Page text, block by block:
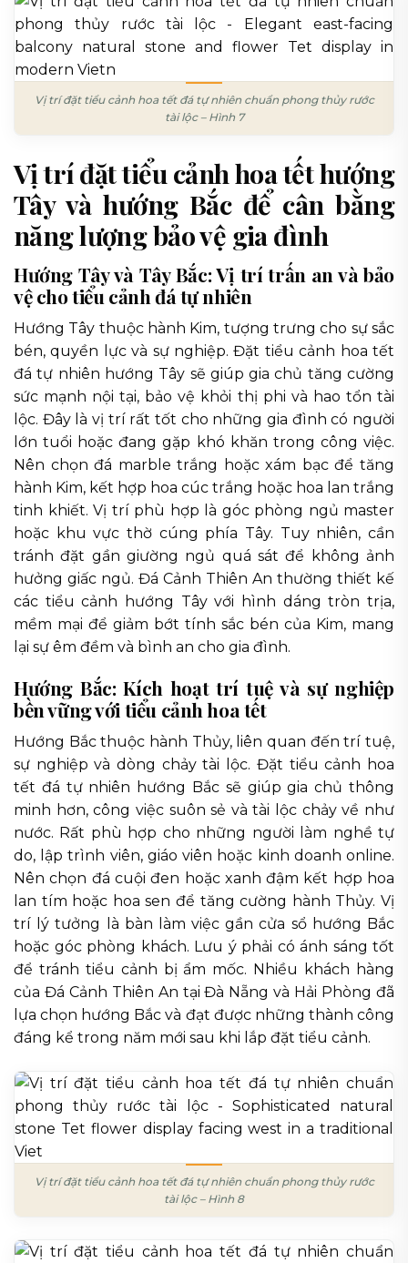
Vị trí đặt tiểu cảnh hoa tết đá tự nhiên chuẩn phong thủy rước
tài lộc – Hình 7
Vị trí đặt tiểu cảnh hoa tết hướng
Tây và hướng Bắc để cân bằng
năng lượng bảo vệ gia đình
Hướng Tây và Tây Bắc: Vị trí trấn an và bảo
vệ cho tiểu cảnh đá tự nhiên
Hướng Tây thuộc hành Kim, tượng trưng cho sự sắc
bén, quyền lực và sự nghiệp. Đặt tiểu cảnh hoa tết
đá tự nhiên hướng Tây sẽ giúp gia chủ tăng cường
sức mạnh nội tại, bảo vệ khỏi thị phi và hao tổn tài
lộc. Đây là vị trí rất tốt cho những gia đình có người
lớn tuổi hoặc đang gặp khó khăn trong công việc.
Nên chọn đá marble trắng hoặc xám bạc để tăng
hành Kim, kết hợp hoa cúc trắng hoặc hoa lan trắng
tinh khiết. Vị trí phù hợp là góc phòng ngủ master
hoặc khu vực thờ cúng phía Tây. Tuy nhiên, cần
tránh đặt gần giường ngủ quá sát để không ảnh
hưởng giấc ngủ. Đá Cảnh Thiên An thường thiết kế
các tiểu cảnh hướng Tây với hình dáng tròn trịa,
mềm mại để giảm bớt tính sắc bén của Kim, mang
lại sự êm đềm và bình an cho gia đình.
Hướng Bắc: Kích hoạt trí tuệ và sự nghiệp
bền vững với tiểu cảnh hoa tết
Hướng Bắc thuộc hành Thủy, liên quan đến trí tuệ,
sự nghiệp và dòng chảy tài lộc. Đặt tiểu cảnh hoa
tết đá tự nhiên hướng Bắc sẽ giúp gia chủ thông
minh hơn, công việc suôn sẻ và tài lộc chảy về như
nước. Rất phù hợp cho những người làm nghề tự
do, lập trình viên, giáo viên hoặc kinh doanh online.
Nên chọn đá cuội đen hoặc xanh đậm kết hợp hoa
lan tím hoặc hoa sen để tăng cường hành Thủy. Vị
trí lý tưởng là bàn làm việc gần cửa sổ hướng Bắc
hoặc góc phòng khách. Lưu ý phải có ánh sáng tốt
để tránh tiểu cảnh bị ẩm mốc. Nhiều khách hàng
của Đá Cảnh Thiên An tại Đà Nẵng và Hải Phòng đã
lựa chọn hướng Bắc và đạt được những thành công
đáng kể trong năm mới sau khi lắp đặt tiểu cảnh.
Vị trí đặt tiểu cảnh hoa tết đá tự nhiên chuẩn phong thủy rước
tài lộc – Hình 8